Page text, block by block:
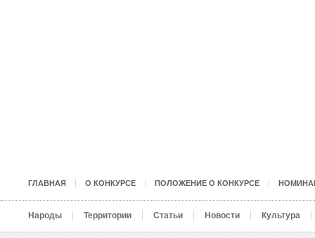
ГЛАВНАЯ О КОНКУРСЕ ПОЛОЖЕНИЕ О КОНКУРСЕ
Народы Территории Статьи Новости Культура